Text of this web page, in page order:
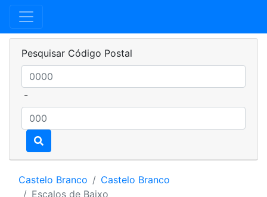
Pesquisar Código Postal
-
Castelo Branco
Castelo Branco
Escalos de Baixo